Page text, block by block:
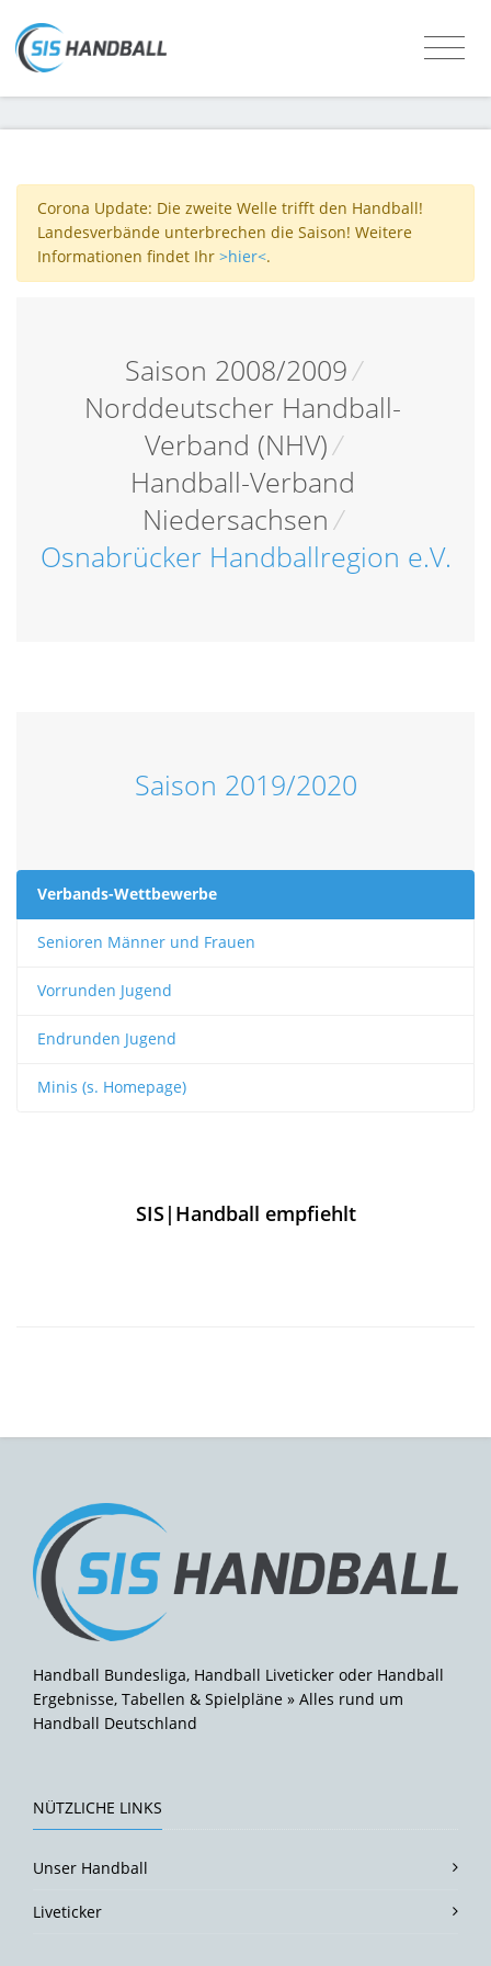
Corona Update: Die zweite Welle trifft den Handball!
Landesverbände unterbrechen die Saison! Weitere
Informationen findet Ihr >hier<.
Saison 2008/2009/
Norddeutscher Handball-
Verband (NHV)/
Handball-Verband
Niedersachsen /
Osnabrücker Handballregion e.V.
Saison 2019/2020
Verbands-Wettbewerbe
Senioren Männer und Frauen
Vorrunden Jugend
Endrunden Jugend
Minis (s. Homepage)
SIS|Handball empfiehlt
Handball Bundesliga, Handball Liveticker oder Handball
Ergebnisse, Tabellen & Spielpläne » Alles rund um
Handball Deutschland
NÜTZLICHE LINKS
Unser Handball
Liveticker